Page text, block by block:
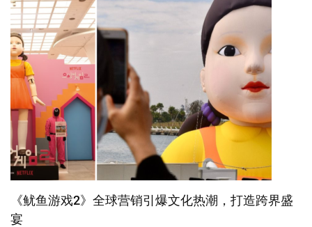
《鱿鱼游戏2》全球营销引爆文化热潮，打造跨界盛
宴